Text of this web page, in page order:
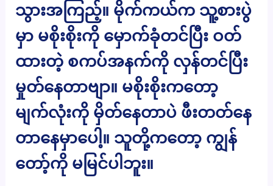
သွားအကြည့်။ မိုက်ကယ်က သူ့စားပွဲ
မှာ မစိုးစိုးကို မှောက်ခုံတင်ပြီး ဝတ်
ထားတဲ့ စကပ်အနက်ကို လှန်တင်ပြီး
မှုတ်နေတာဗျာ။ မစိုးစိုးကတော့
မျက်လုံးကို မှိတ်နေတာပဲ ဖီးတတ်နေ
တာနေမှာပေါ့။ သူတို့ကတော့ ကျွန်
တော့်ကို မမြင်ပါဘူး။